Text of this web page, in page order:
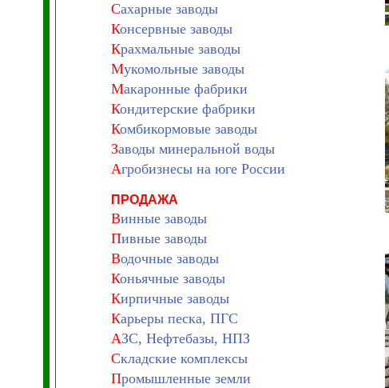
Сахарные заводы
Консервные заводы
Крахмальные заводы
Мукомольные заводы
Макаронные фабрики
Кондитерские фабрики
Комбикормовые заводы
Заводы минеральной воды
Агробизнесы на юге России
ПРОДАЖА
Винные заводы
Пивные заводы
Водочные заводы
Коньячные заводы
Кирпичные заводы
Карьеры песка, ПГС
АЗС, Нефтебазы, НПЗ
Складские комплексы
Промышленные земли